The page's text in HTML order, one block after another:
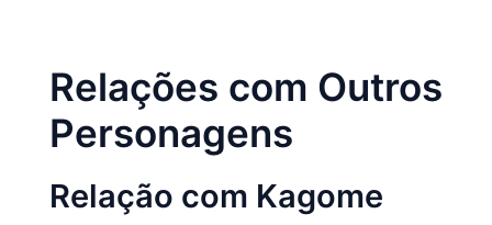
Relações com Outros
Personagens
Relação com Kagome